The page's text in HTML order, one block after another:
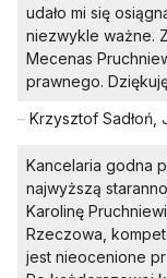
udało mi się
niezwykle ważne.
Mecenas
prawnego.
– Krzysztof Sadłoń,
Kancelaria godna
najwyższą
Karolinę
Rzeczowa,
jest nieocenione